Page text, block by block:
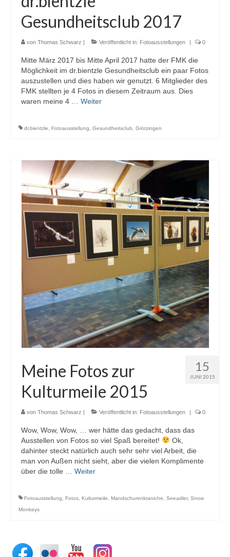
Gesundheitsclub 2017
von Thomas Schwarz | Veröffentlicht in: Fotoausstellungen | 0
Mitte März 2017 bis Mitte April 2017 hatte der FMK die
Möglichkeit im dr.bientzle Gesundheitsclub ein paar Fotos
auszustellen und dies haben wir genutzt. 6 Mitglieder des
FMK stellten je 4 Fotos in diesem Zeitraum aus. Dies
waren meine 4 … Weiter
dr.bientzle Fotoausstellung Gesundheitsclub Grötzingen
15
JUNI 2015
Meine Fotos zur
Kulturmeile 2015
von Thomas Schwarz | Veröffentlicht in: Fotoausstellungen | 0
Wow, Wow, Wow, … wer hätte das gedacht, dass das
Ausstellen von Fotos so viel Spaß bereitet!
Ok,
dahinter steckt natürlich auch sehr sehr viel Arbeit, die
man von Außen nicht sieht, aber die vielen Komplimente
über die tolle … Weiter
Fotoausstellung Fotos Kulturmeile Mandschurenkraniche Seeadler, Snow
Monkeys